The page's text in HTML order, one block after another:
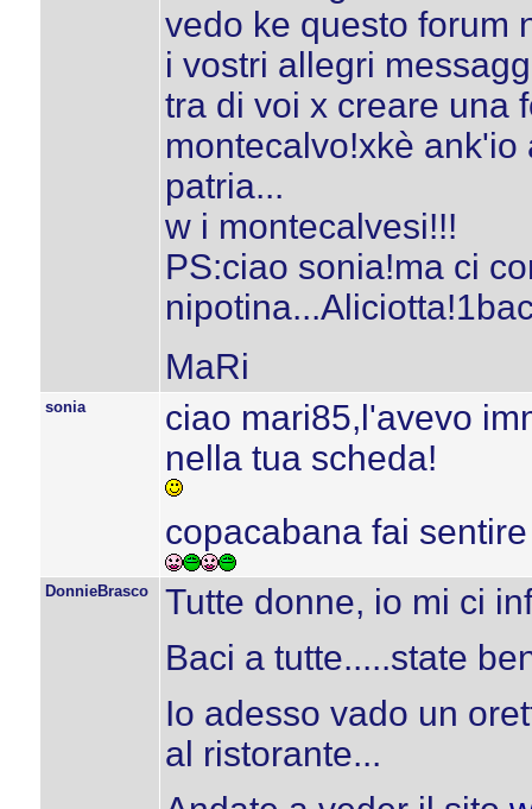
vedo ke questo forum
i vostri allegri
tra di voi x creare una
montecalvo!xkè
patria...
w i montecalvesi!!!
PS:ciao sonia!ma ci
MaRi
sonia
ciao mari85,l'avevo
nella tua scheda!
copacabana fai
DonnieBrasco
Tutte donne, io mi ci
Baci a tutte.....state
Io adesso vado un
al ristorante...